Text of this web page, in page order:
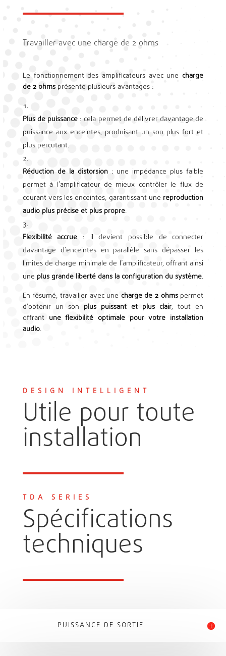
Travailler avec une charge de 2 ohms
Le fonctionnement des amplificateurs avec unecharge
de 2 ohmsprésente plusieurs avantages :
Plus de puissance : cela permet de délivrer davantage de
puissance aux enceintes, produisant un son plus fort et
plus percutant.
Réduction de la distorsion: une impédance plus faible
permet à l’amplificateur de mieux contrôler le flux de
courant vers les enceintes, garantissant une reproduction
audio plus précise et plus propre.
Flexibilité accrue : il devient possible de connecter
davantage d’enceintes en parallèle sans dépasser les
limites de charge minimale de l’amplificateur, offrant ainsi
une plus grande liberté dans la configuration du système.
En résumé, travailler avec une charge de 2 ohmspermet
d’obtenir un son plus puissant et plus clair, tout en
offrant une flexibilité optimale pour votre installation
audio.
DESIGN INTELLIGENT
Utile pour toute
installation
TDA SERIES
Spécifications
techniques
PUISSANCE DE SORTIE